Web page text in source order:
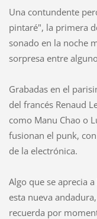
Una contundente
pintaré", la primera
sonado en la noche
sorpresa entre
Grabadas en el
del francés Renaud
como Manu Chao o
fusionan el punk,
de la electrónica.
Algo que se aprecia
esta nueva
recuerda por